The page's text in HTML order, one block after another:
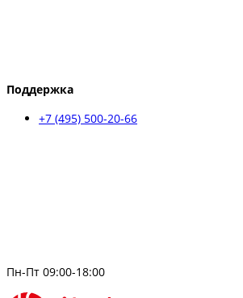
Поддержка
+7 (495) 500-20-66
Пн-Пт 09:00-18:00